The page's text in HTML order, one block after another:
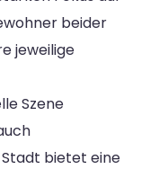
beider
jeweilige
Szene
Stadt bietet eine